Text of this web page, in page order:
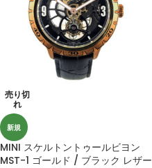
売り切
れ
新規
MINI スケルトントゥールビヨン
MST-1 ゴールド / ブラック レザー